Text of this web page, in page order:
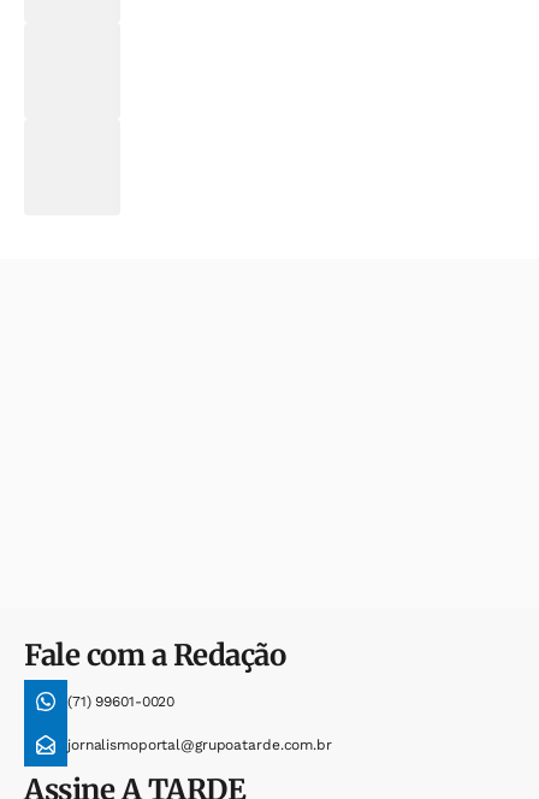
Fale com a Redação
(71) 99601-0020
jornalismoportal@grupoatarde.com.br
AssineA TARDE